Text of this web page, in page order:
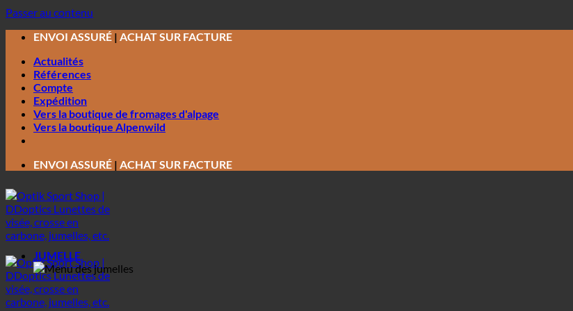
Passer au contenu
ENVOI ASSURÉ | ACHAT SUR FACTURE
Actualités
Références
Compte
Expédition
Vers la boutique de fromages d'alpage
Vers la boutique Alpenwild
ENVOI ASSURÉ | ACHAT SUR FACTURE
JUMELLE